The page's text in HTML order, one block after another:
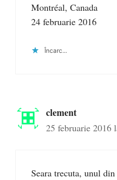
Montréal, Canada
24 februarie 2016
Încarc...
clement
25 februarie 2016
Seara trecuta, unul